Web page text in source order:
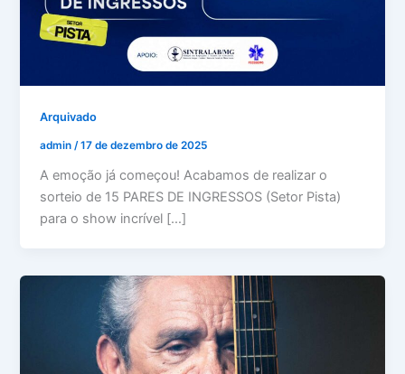
Arquivado
admin /17 de dezembro de 2025
A emoção já começou! Acabamos de realizar o
sorteio de 15 PARES DE INGRESSOS (Setor Pista)
para o show incrível […]